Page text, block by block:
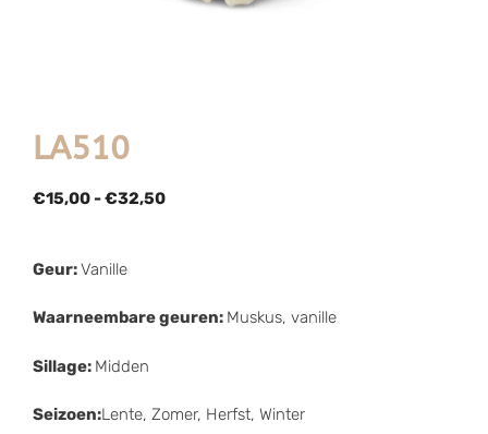
LA510
€15,00-€32,50
Geur:Vanille
Waarneembare geuren: Muskus, vanille
Sillage: Midden
Seizoen:Lente, Zomer, Herfst, Winter